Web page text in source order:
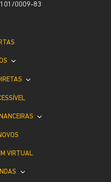
0009-83
VIRTUAL